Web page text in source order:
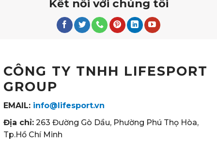
Kết nối với chúng tôi
CÔNG TY TNHH LIFESPORT
GROUP
EMAIL: info@lifesport.vn
Địa chỉ: 263 Đường Gò Dầu, Phường Phú Thọ Hòa,
Tp.Hồ Chí Minh